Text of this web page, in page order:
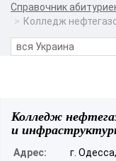
Справочник
Колледж
Колледж
и
Адрес: г.